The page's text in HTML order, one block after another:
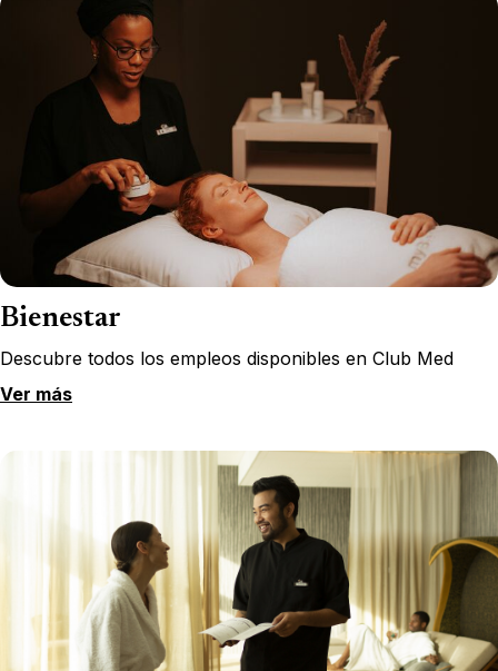
Bienestar
Descubre todos los empleos disponibles en Club Med
Ver más